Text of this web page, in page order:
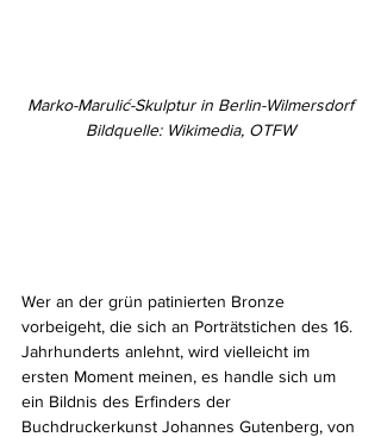
Marko-Marulić-Skulptur in Berlin-Wilmersdorf
Bildquelle: Wikimedia, OTFW
Wer an der grün patinierten Bronze
vorbeigeht, die sich an Porträtstichen des 16.
Jahrhunderts anlehnt, wird vielleicht im
ersten Moment meinen, es handle sich um
ein Bildnis des Erfinders der
Buchdruckerkunst Johannes Gutenberg, von